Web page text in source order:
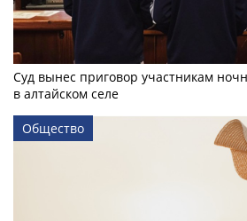
Суд вынес приговор участникам
в алтайском селе
Общество